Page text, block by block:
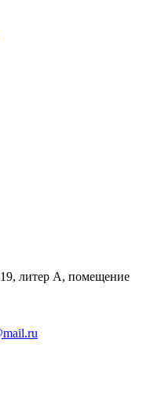
литер А, помещение